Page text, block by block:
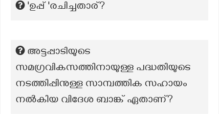
'ഉപ്പ് 'രചിച്ചതാര്?
അട്ടപ്പാടിയുടെ
സമഗ്രവികസത്തിനായുള്ള പദ്ധതിയുടെ
നടത്തിപ്പിനുള്ള സാമ്പത്തിക സഹായം
നൽകിയ വിദേശ ബാങ്ക് ഏതാണ്?